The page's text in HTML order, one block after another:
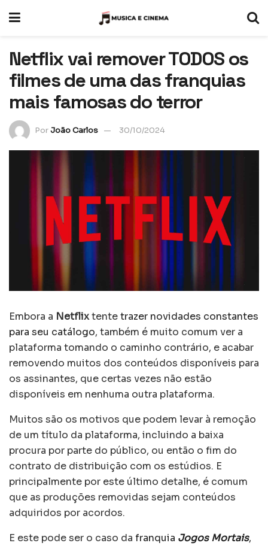
Netflix vai remover TODOS os
filmes de uma das franquias
mais famosas do terror
PorJoão Carlos 30/10/2024
Embora a Netflixtentetrazer novidades constantes
para seu catálogo, também é muito comum ver a
plataforma tomando o caminho contrário, e acabar
removendo muitos dos conteúdos disponíveis para
os assinantes, que certas vezes não estão
disponíveis em nenhuma outra plataforma.
Muitos são os motivos que podem levar à remoção
de um título da plataforma, incluindo a baixa
procura por parte do público, ou então o fim do
contrato de distribuição com os estúdios. E
principalmente por este último detalhe, é comum
que as produções removidas sejam conteúdos
adquiridos por acordos.
E este pode ser o caso da franquia Jogos Mortais,